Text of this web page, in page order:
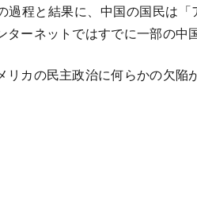
程と結果に、中国の国民は「
ーネットではすでに一部の中
リカの民主政治に何らかの欠